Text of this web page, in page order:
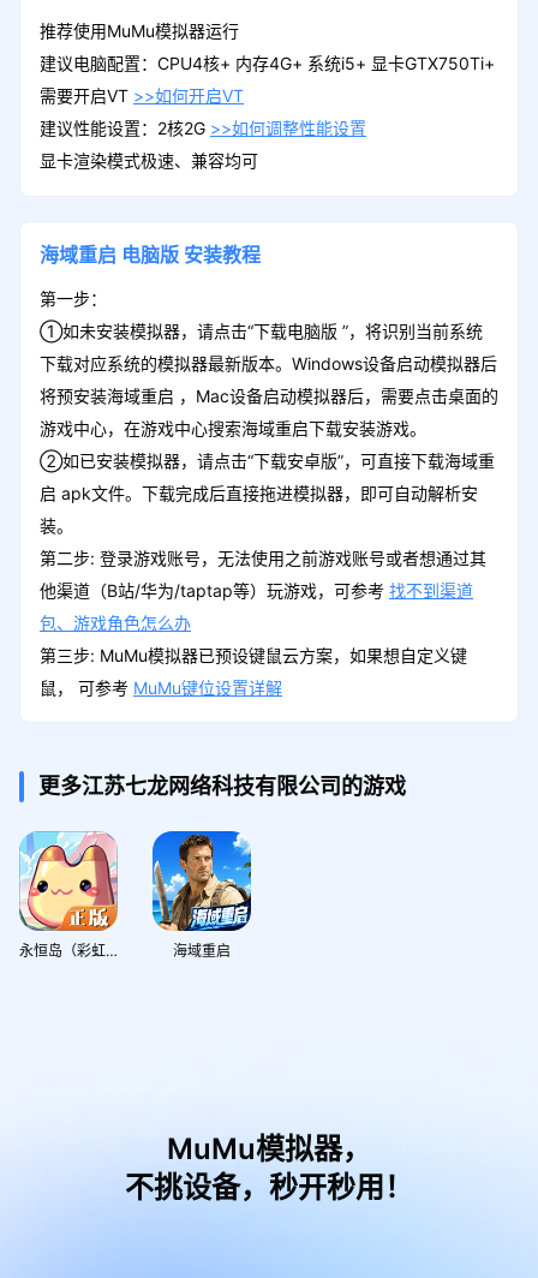
推荐使用MuMu模拟器运行
建议电脑配置：CPU4核+ 内存4G+ 系统i5+ 显卡GTX750Ti+
需要开启VT >>如何开启VT
建议性能设置：2核2G >>如何调整性能设置
显卡渲染模式极速、兼容均可
海域重启 电脑版 安装教程
第一步：
①如未安装模拟器，请点击“下载电脑版 ”，将识别当前系统
下载对应系统的模拟器最新版本。Windows设备启动模拟器后
将预安装海域重启 ，Mac设备启动模拟器后，需要点击桌面的
游戏中心，在游戏中心搜索海域重启下载安装游戏。
②如已安装模拟器，请点击“下载安卓版”，可直接下载海域重
启 apk文件。下载完成后直接拖进模拟器，即可自动解析安
装。
第二步: 登录游戏账号，无法使用之前游戏账号或者想通过其
他渠道（B站/华为/taptap等）玩游戏，可参考 找不到渠道
包、游戏角色怎么办
第三步: MuMu模拟器已预设键鼠云方案，如果想自定义键
鼠， 可参考 MuMu键位设置详解
更多江苏七龙网络科技有限公司的游戏
永恒岛（彩虹岛正版IP） 海域重启
MuMu模拟器，
不挑设备，秒开秒用！